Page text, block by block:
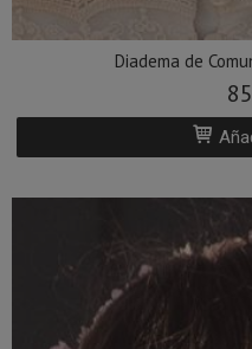
Diadema de